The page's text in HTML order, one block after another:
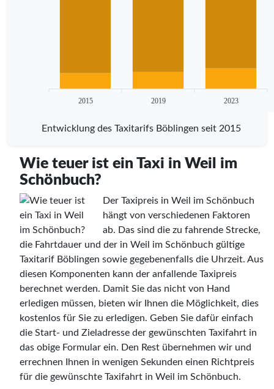
2015 2019 2023
Entwicklung des Taxitarifs Böblingen seit 2015
Wie teuer ist ein Taxi in Weil im
Schönbuch?
Der Taxipreis in Weil im Schönbuch
hängt von verschiedenen Faktoren
ab. Das sind die zu fahrende Strecke,
die Fahrtdauer und der in Weil im Schönbuch gültige
Taxitarif Böblingen sowie gegebenenfalls die Uhrzeit. Aus
diesen Komponenten kann der anfallende Taxipreis
berechnet werden. Damit Sie das nicht von Hand
erledigen müssen, bieten wir Ihnen die Möglichkeit, dies
kostenlos für Sie zu erledigen. Geben Sie dafür einfach
die Start- und Zieladresse der gewünschten Taxifahrt in
das obige Formular ein. Den Rest übernehmen wir und
errechnen Ihnen in wenigen Sekunden einen Richtpreis
für die gewünschte Taxifahrt in Weil im Schönbuch.